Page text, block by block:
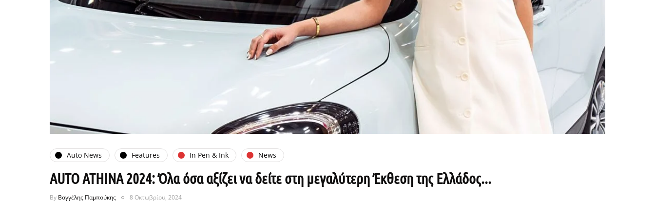
Auto News Features In Pen & Ink News
AUTO ATHINA 2024: Όλα όσα αξίζει να δείτε στη μεγαλύτερη Έκθεση της Ελλάδος...
By Βαγγέλης Παμπούκης 8 Οκτωβρίου, 2024